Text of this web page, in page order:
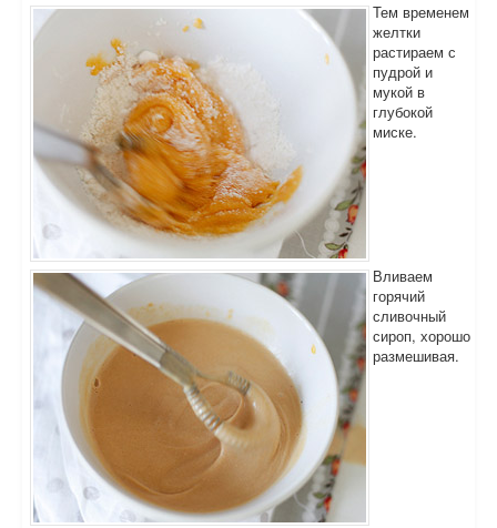
Тем временем
желтки
растираем с
пудрой и
мукой в
глубокой
миске.
Вливаем
горячий
сливочный
сироп, хорошо
размешивая.